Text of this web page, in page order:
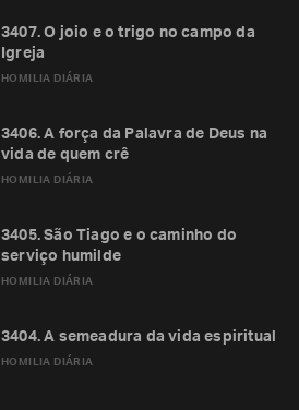
HOMILIA DIÁRIA
3407. O joio e o trigo no campo da
Igreja
HOMILIA DIÁRIA
3406. A força da Palavra de Deus na
vida de quem crê
HOMILIA DIÁRIA
3405. São Tiago e o caminho do
serviço humilde
HOMILIA DIÁRIA
3404. A semeadura da vida espiritual